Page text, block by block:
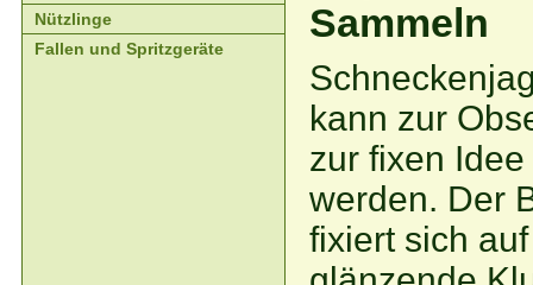
Nützlinge
Fallen und Spritzgeräte
Sammeln
kann zur
zur fixen Idee
werden. Der
fixiert sich